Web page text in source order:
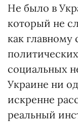
Не было в
который не
как главному
социальных
Украине ни
искренне
реальный